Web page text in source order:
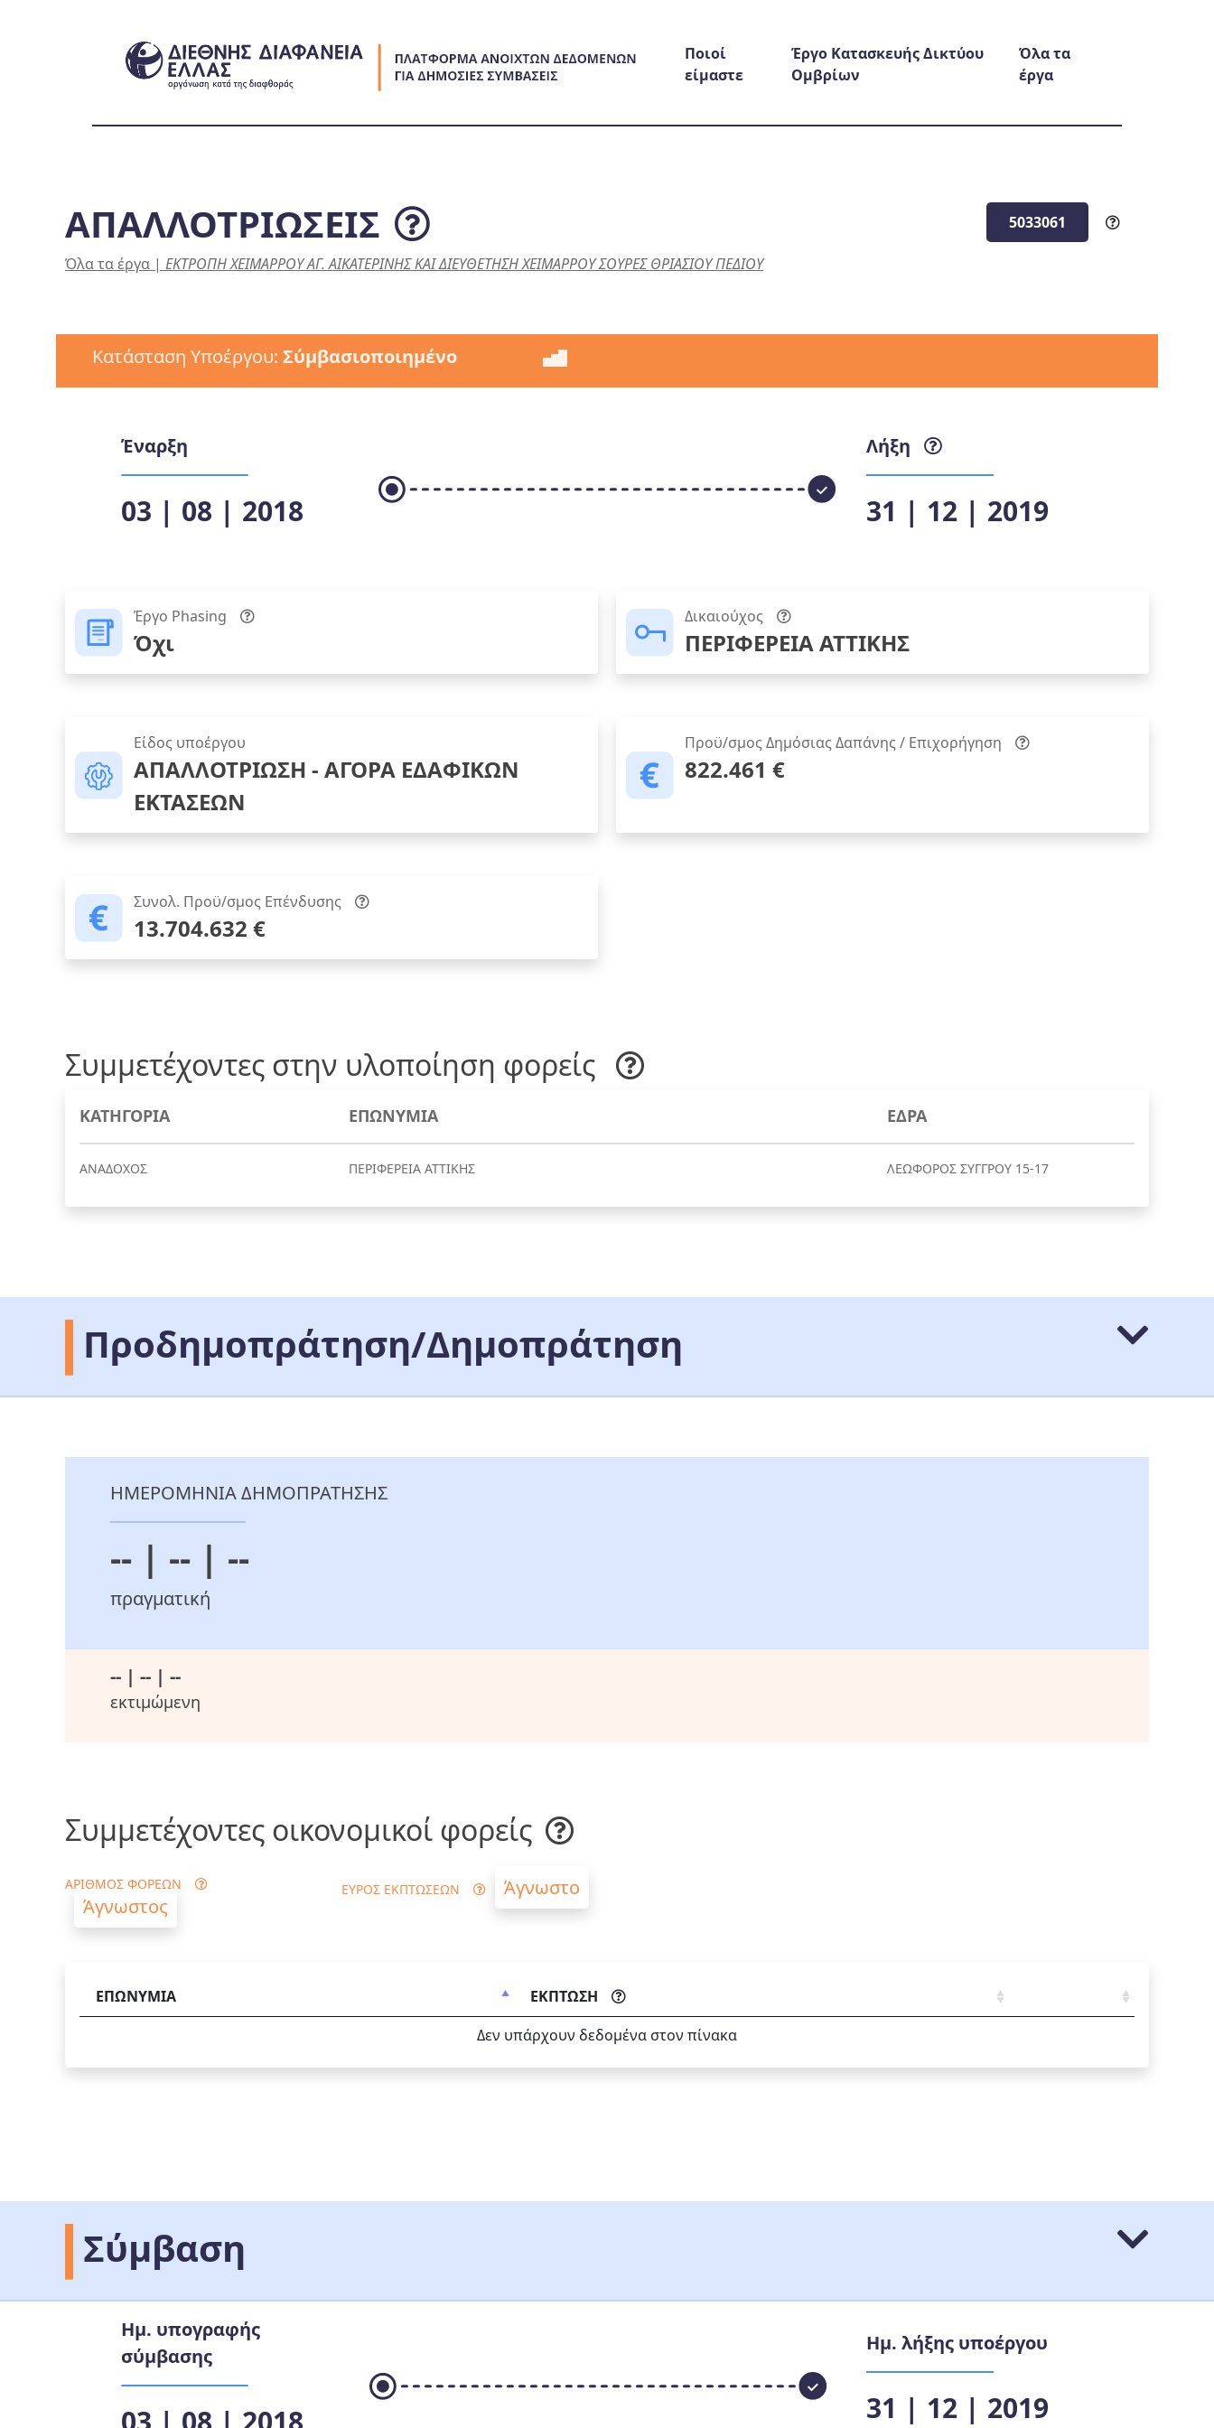
Ποιοί
είμαστε
Έργο Κατασκευής Δικτύου
Ομβρίων
Όλα τα
έργα
ΑΠΑΛΛΟΤΡΙΩΣΕΙΣ 5033061
Όλα τα έργα | ΕΚΤΡΟΠΗ ΧΕΙΜΑΡΡΟΥ ΑΓ. ΑΙΚΑΤΕΡΙΝΗΣ ΚΑΙ ΔΙΕΥΘΕΤΗΣΗ ΧΕΙΜΑΡΡΟΥ ΣΟΥΡΕΣ ΘΡΙΑΣΙΟΥ ΠΕΔΙΟΥ
Κατάσταση Υποέργου: Σύμβασιοποιημένο
Έναρξη
03 | 08 | 2018
Λήξη
31 | 12 | 2019
Έργο Phasing
Όχι
Δικαιούχος
ΠΕΡΙΦΕΡΕΙΑ ΑΤΤΙΚΗΣ
Είδος υποέργου
ΑΠΑΛΛΟΤΡΙΩΣΗ - ΑΓΟΡΑ ΕΔΑΦΙΚΩΝ
ΕΚΤΑΣΕΩΝ
Προϋ/σμος Δημόσιας Δαπάνης / Επιχορήγηση
822.461 €
Συνολ. Προϋ/σμος Επένδυσης
13.704.632 €
Συμμετέχοντες στην υλοποίηση φορείς
ΚΑΤΗΓΟΡΙΑ ΕΠΩΝΥΜΙΑ ΕΔΡΑ
ΑΝΑΔΟΧΟΣ ΠΕΡΙΦΕΡΕΙΑ ΑΤΤΙΚΗΣ ΛΕΩΦΟΡΟΣ ΣΥΓΓΡΟΥ 15-17
Προδημοπράτηση/Δημοπράτηση
ΗΜΕΡΟΜΗΝΙΑ ΔΗΜΟΠΡΑΤΗΣΗΣ
-- | -- | --
πραγματική
-- | -- | --
εκτιμώμενη
Συμμετέχοντες οικονομικοί φορείς
ΑΡΙΘΜΟΣ ΦΟΡΕΩΝ
Άγνωστος
ΕΥΡΟΣ ΕΚΠΤΩΣΕΩΝ Άγνωστο
ΕΠΩΝΥΜΙΑ
ΕΚΠΤΩΣΗ
Δεν υπάρχουν δεδομένα στον πίνακα
Σύμβαση
Ημ. υπογραφής
σύμβασης
Ημ. λήξης υποέργου
31 | 12 | 2019